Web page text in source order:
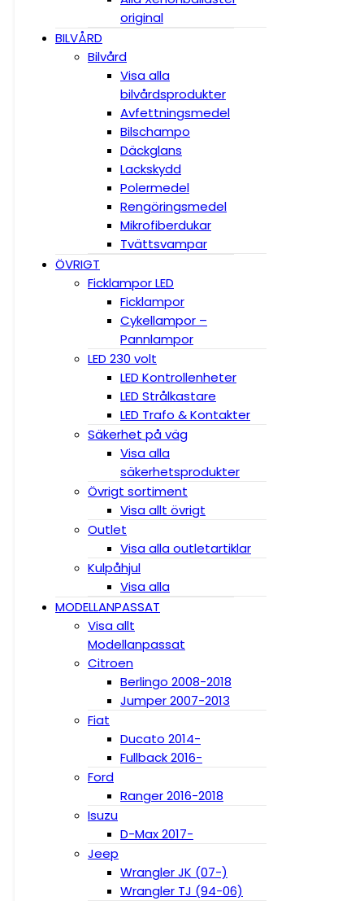
original
BILVÅRD
Bilvård
Visa alla
bilvårdsprodukter
Avfettningsmedel
Bilschampo
Däckglans
Lackskydd
Polermedel
Rengöringsmedel
Mikrofiberdukar
Tvättsvampar
ÖVRIGT
Ficklampor LED
Ficklampor
Cykellampor –
Pannlampor
LED 230 volt
LED Kontrollenheter
LED Strålkastare
LED Trafo & Kontakter
Säkerhet på väg
Visa alla
säkerhetsprodukter
Övrigt sortiment
Visa allt övrigt
Outlet
Visa alla outletartiklar
Kulpåhjul
Visa alla
MODELLANPASSAT
Visa allt
Modellanpassat
Citroen
Berlingo 2008-2018
Jumper 2007-2013
Fiat
Ducato 2014-
Fullback 2016-
Ford
Ranger 2016-2018
Isuzu
D-Max 2017-
Jeep
Wrangler JK (07-)
Wrangler TJ (94-06)